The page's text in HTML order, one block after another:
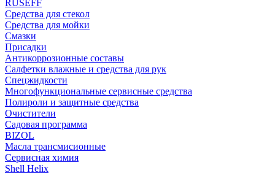
RUSEFF
Средства для стекол
Средства для мойки
Смазки
Присадки
Антикоррозионные составы
Салфетки влажные и средства для рук
Спецжидкости
Многофункциональные сервисные средства
Полироли и защитные средства
Очистители
Садовая программа
BIZOL
Масла трансмисионные
Сервисная химия
Shell Helix